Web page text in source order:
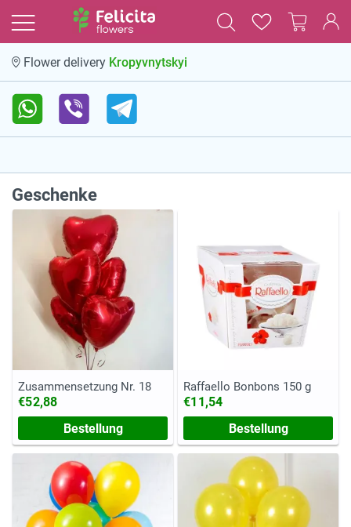
Flower delivery Kropyvnytskyi
Geschenke
Zusammensetzung Nr. 18
€52,88
Bestellung
Raffaello Bonbons 150 g
€11,54
Bestellung